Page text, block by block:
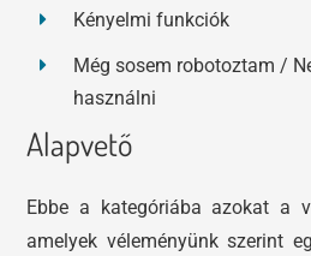
Kényelmi funkciók
Még sosem robotoztam /
használni
Alapvető
Ebbe a kategóriába azokat a
amelyek véleményünk szerint